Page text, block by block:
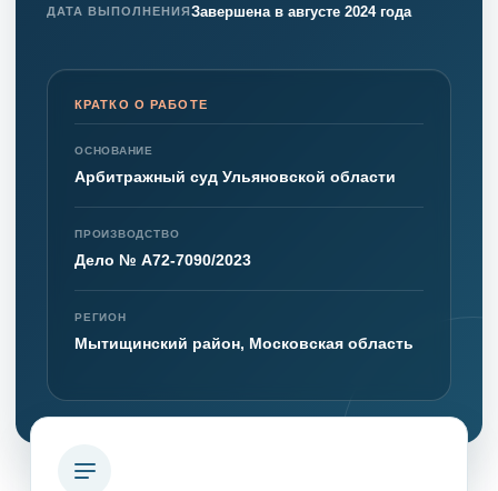
ДАТА ВЫПОЛНЕНИЯЗавершена в августе 2024 года
КРАТКО О РАБОТЕ
ОСНОВАНИЕ
Арбитражный суд Ульяновской области
ПРОИЗВОДСТВО
Дело № А72-7090/2023
РЕГИОН
Мытищинский район, Московская область